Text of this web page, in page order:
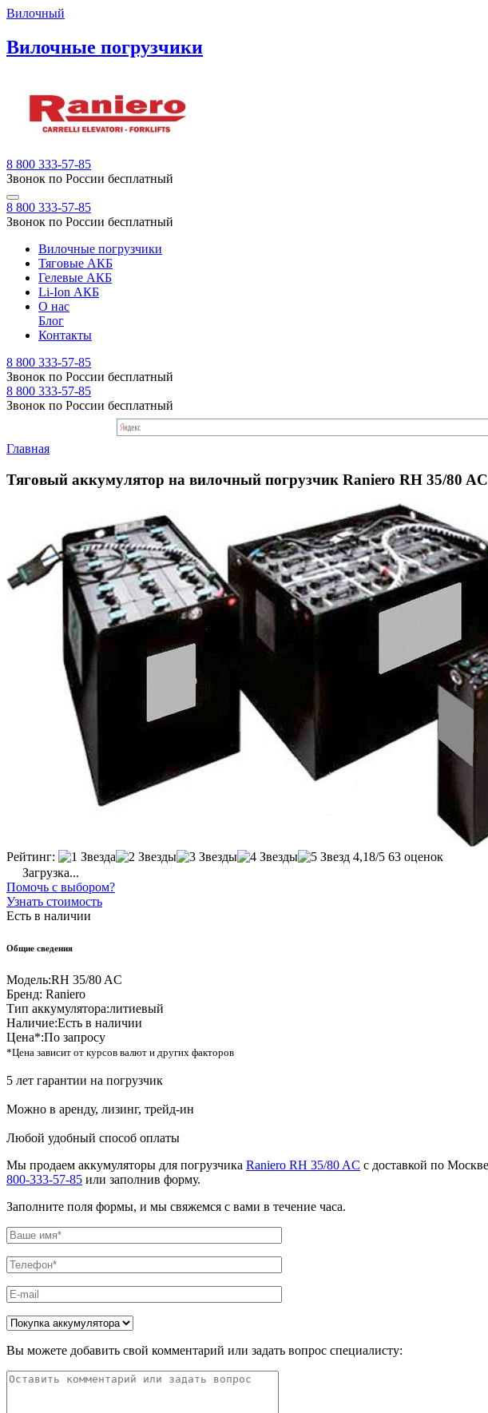
Вилочный
Вилочные погрузчики
8 800 333-57-85
Звонок по России бесплатный
8 800 333-57-85
Звонок по России бесплатный
Вилочные погрузчики
Тяговые АКБ
Гелевые АКБ
Li-Ion АКБ
О нас
Блог
Контакты
8 800 333-57-85
Звонок по России бесплатный
8 800 333-57-85
Звонок по России бесплатный
Главная
Тяговый аккумулятор на вилочный погрузчик Raniero RH 35/80 AC
Рейтинг: 4,18/5 63 оценок
Загрузка...
Помочь с выбором?
Узнать стоимость
Есть в наличии
Общие сведения
Модель:RH 35/80 AC
Бренд: Raniero
Тип аккумулятора:литиевый
Наличие:Есть в наличии
Цена*:По запросу
*Цена зависит от курсов валют и других факторов
5 лет гарантии на погрузчик
Можно в аренду, лизинг, трейд-ин
Любой удобный способ оплаты
Мы продаем аккумуляторы для погрузчика Raniero RH 35/80 AC с доставкой по
800-333-57-85 или заполнив форму.
Заполните поля формы, и мы свяжемся с вами в течение часа.
Вы можете добавить свой комментарий или задать вопрос специалисту: